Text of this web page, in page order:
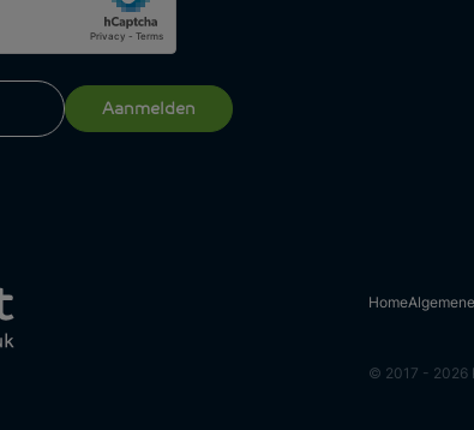
Home
© 2017 - 2026